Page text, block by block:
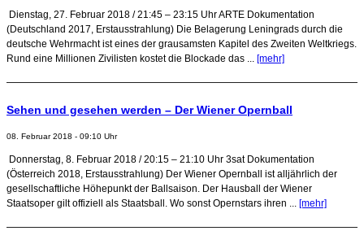
Dienstag, 27. Februar 2018 / 21:45 – 23:15 Uhr ARTE Dokumentation
(Deutschland 2017, Erstausstrahlung) Die Belagerung Leningrads durch die
deutsche Wehrmacht ist eines der grausamsten Kapitel des Zweiten Weltkriegs.
Rund eine Millionen Zivilisten kostet die Blockade das ... [mehr]
Sehen und gesehen werden – Der Wiener Opernball
08. Februar 2018 - 09:10 Uhr
Donnerstag, 8. Februar 2018 / 20:15 – 21:10 Uhr 3sat Dokumentation
(Österreich 2018, Erstausstrahlung) Der Wiener Opernball ist alljährlich der
gesellschaftliche Höhepunkt der Ballsaison. Der Hausball der Wiener
Staatsoper gilt offiziell als Staatsball. Wo sonst Opernstars ihren ... [mehr]